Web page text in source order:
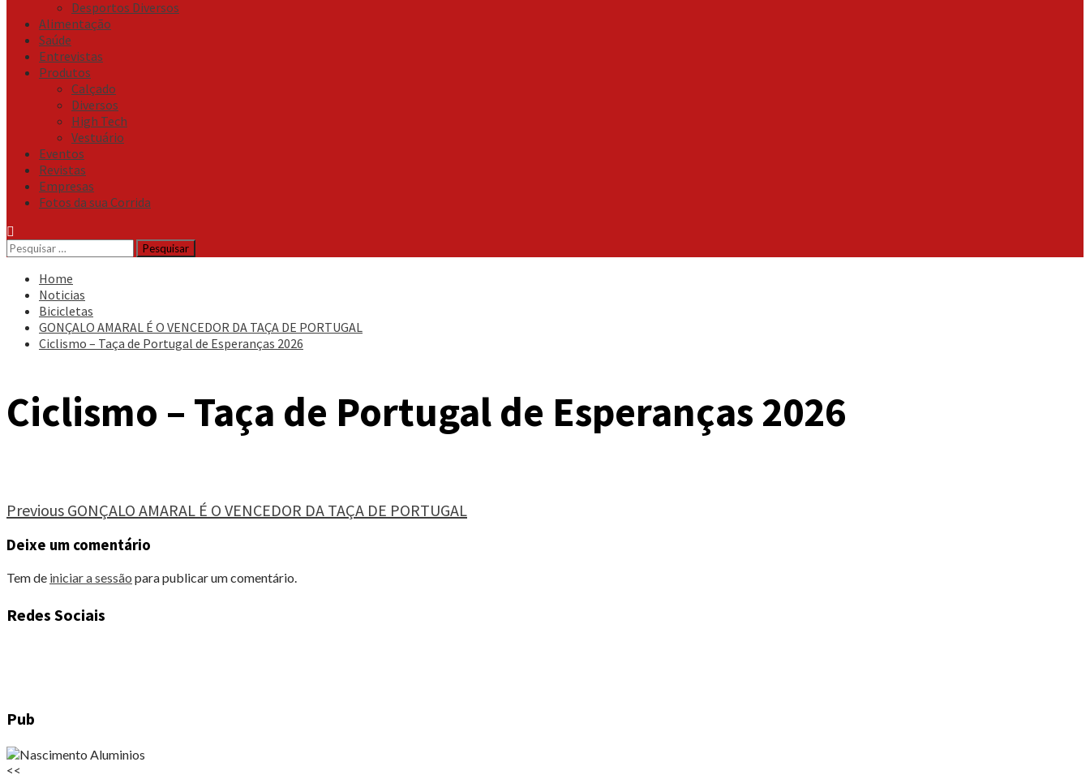
Desportos Diversos
Alimentação
Saúde
Entrevistas
Produtos
Calçado
Diversos
High Tech
Vestuário
Eventos
Revistas
Empresas
Fotos da sua Corrida
Pesquisar
por:
Home
Noticias
Bicicletas
GONÇALO AMARAL É O VENCEDOR DA TAÇA DE PORTUGAL
Ciclismo – Taça de Portugal de Esperanças 2026
Ciclismo – Taça de Portugal de Esperanças 2026
Continue
Reading
Previous GONÇALO AMARAL É O VENCEDOR DA TAÇA DE PORTUGAL
Deixe um comentário
Tem de iniciar a sessão para publicar um comentário.
Redes Sociais
Pub
<<